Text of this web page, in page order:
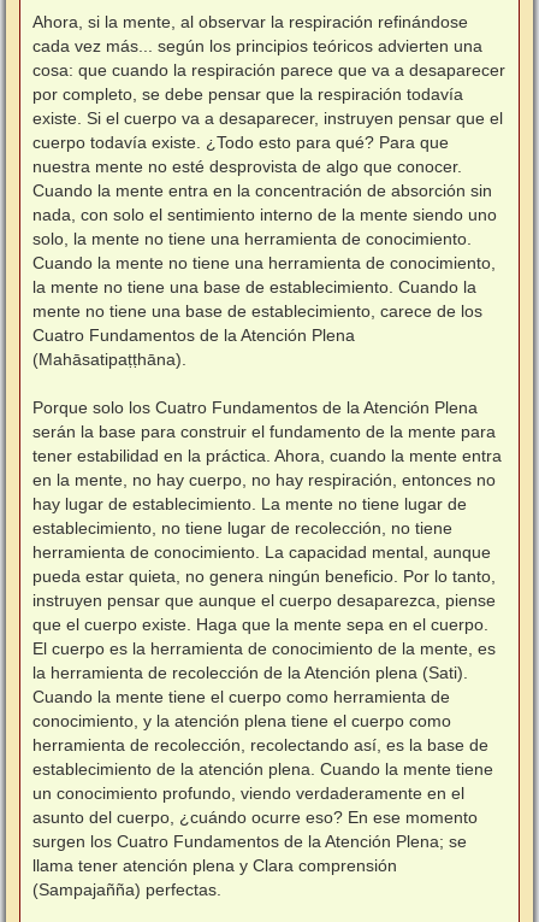
Ahora, si la mente, al observar la respiración refinándose
cada vez más... según los principios teóricos advierten una
cosa: que cuando la respiración parece que va a desaparecer
por completo, se debe pensar que la respiración todavía
existe. Si el cuerpo va a desaparecer, instruyen pensar que el
cuerpo todavía existe. ¿Todo esto para qué? Para que
nuestra mente no esté desprovista de algo que conocer.
Cuando la mente entra en la concentración de absorción sin
nada, con solo el sentimiento interno de la mente siendo uno
solo, la mente no tiene una herramienta de conocimiento.
Cuando la mente no tiene una herramienta de conocimiento,
la mente no tiene una base de establecimiento. Cuando la
mente no tiene una base de establecimiento, carece de los
Cuatro Fundamentos de la Atención Plena
(Mahāsatipaṭṭhāna).
Porque solo los Cuatro Fundamentos de la Atención Plena
serán la base para construir el fundamento de la mente para
tener estabilidad en la práctica. Ahora, cuando la mente entra
en la mente, no hay cuerpo, no hay respiración, entonces no
hay lugar de establecimiento. La mente no tiene lugar de
establecimiento, no tiene lugar de recolección, no tiene
herramienta de conocimiento. La capacidad mental, aunque
pueda estar quieta, no genera ningún beneficio. Por lo tanto,
instruyen pensar que aunque el cuerpo desaparezca, piense
que el cuerpo existe. Haga que la mente sepa en el cuerpo.
El cuerpo es la herramienta de conocimiento de la mente, es
la herramienta de recolección de la Atención plena (Sati).
Cuando la mente tiene el cuerpo como herramienta de
conocimiento, y la atención plena tiene el cuerpo como
herramienta de recolección, recolectando así, es la base de
establecimiento de la atención plena. Cuando la mente tiene
un conocimiento profundo, viendo verdaderamente en el
asunto del cuerpo, ¿cuándo ocurre eso? En ese momento
surgen los Cuatro Fundamentos de la Atención Plena; se
llama tener atención plena y Clara comprensión
(Sampajañña) perfectas.